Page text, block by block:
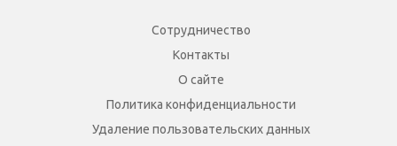
Сотрудничество
Контакты
О сайте
Политика конфиденциальности
Удаление пользовательских данных